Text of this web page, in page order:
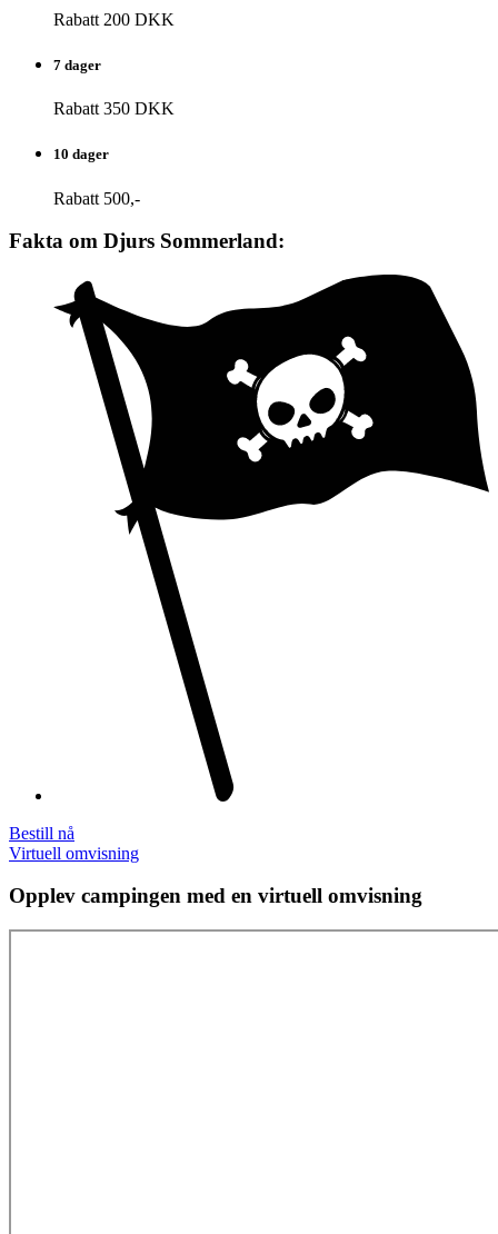
Rabatt 200 DKK
7 dager
Rabatt 350 DKK
10 dager
Rabatt 500,-
Fakta om Djurs Sommerland:
Bestill nå
Virtuell omvisning
Opplev campingen med en virtuell omvisning